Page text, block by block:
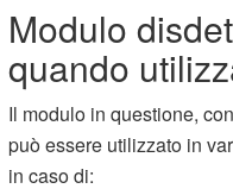
Modulo
quando
Il modulo in questione,
può essere utilizzato in
in caso di: